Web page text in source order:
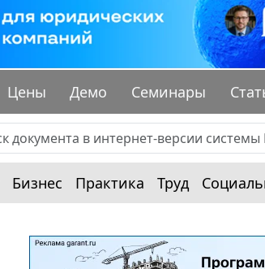
Цены Демо Семинары
Бизнес Практика Труд